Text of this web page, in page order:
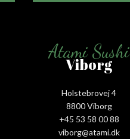
Atami Sushi
Viborg
Holstebrovej 4
8800 Viborg
+45 53 58 00 88
viborg@atami.dk